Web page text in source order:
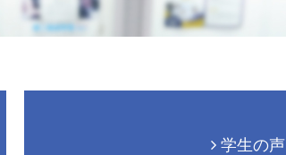
学生の声